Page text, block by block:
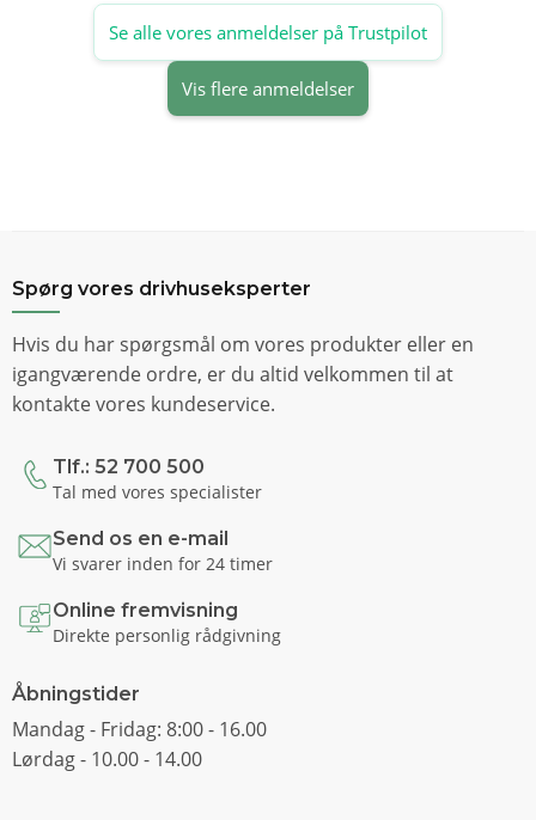
Se alle vores anmeldelser på Trustpilot
Vis flere anmeldelser
Spørg vores drivhuseksperter
Hvis du har spørgsmål om vores produkter eller en
igangværende ordre, er du altid velkommen til at
kontakte vores kundeservice.
Tlf.: 52 700 500
Tal med vores specialister
Send os en e-mail
Vi svarer inden for 24 timer
Online fremvisning
Direkte personlig rådgivning
Åbningstider
Mandag - Fridag: 8:00 - 16.00
Lørdag - 10.00 - 14.00